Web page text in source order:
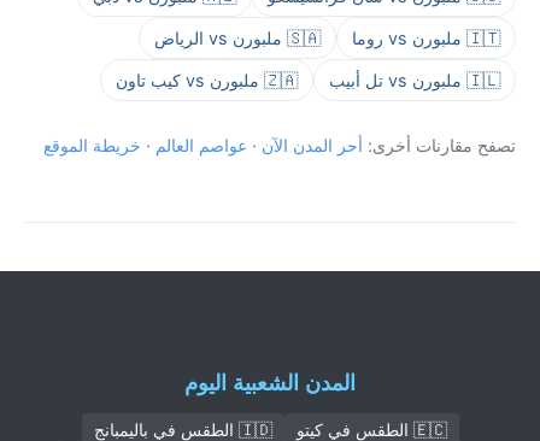
🇮🇹 ملبورن vs روما 🇸🇦 ملبورن vs الرياض
🇮🇱 ملبورن vs تل أبيب 🇿🇦 ملبورن vs كيب تاون
تصفح مقارنات أخرى: أحر المدن الآن · عواصم العالم · خريطة الموقع
المدن الشعبية اليوم
🇪🇨 الطقس في كيتو
🇮🇩 الطقس في باليمبانج